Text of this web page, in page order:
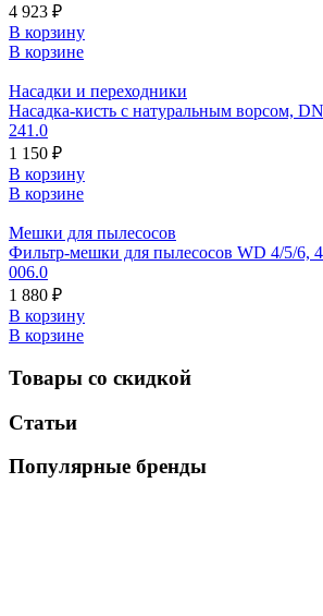
4 923 ₽
В корзину
В корзине
Насадки и переходники
Насадка-кисть с натуральным ворсом,
241.0
1 150 ₽
В корзину
В корзине
Мешки для пылесосов
Фильтр-мешки для пылесосов WD 4/5/6,
006.0
1 880 ₽
В корзину
В корзине
Товары со скидкой
Статьи
Популярные бренды